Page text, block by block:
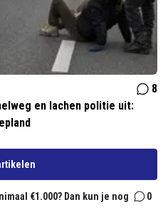
8
en lachen politie uit:
€1.000? Dan kun je nog
0